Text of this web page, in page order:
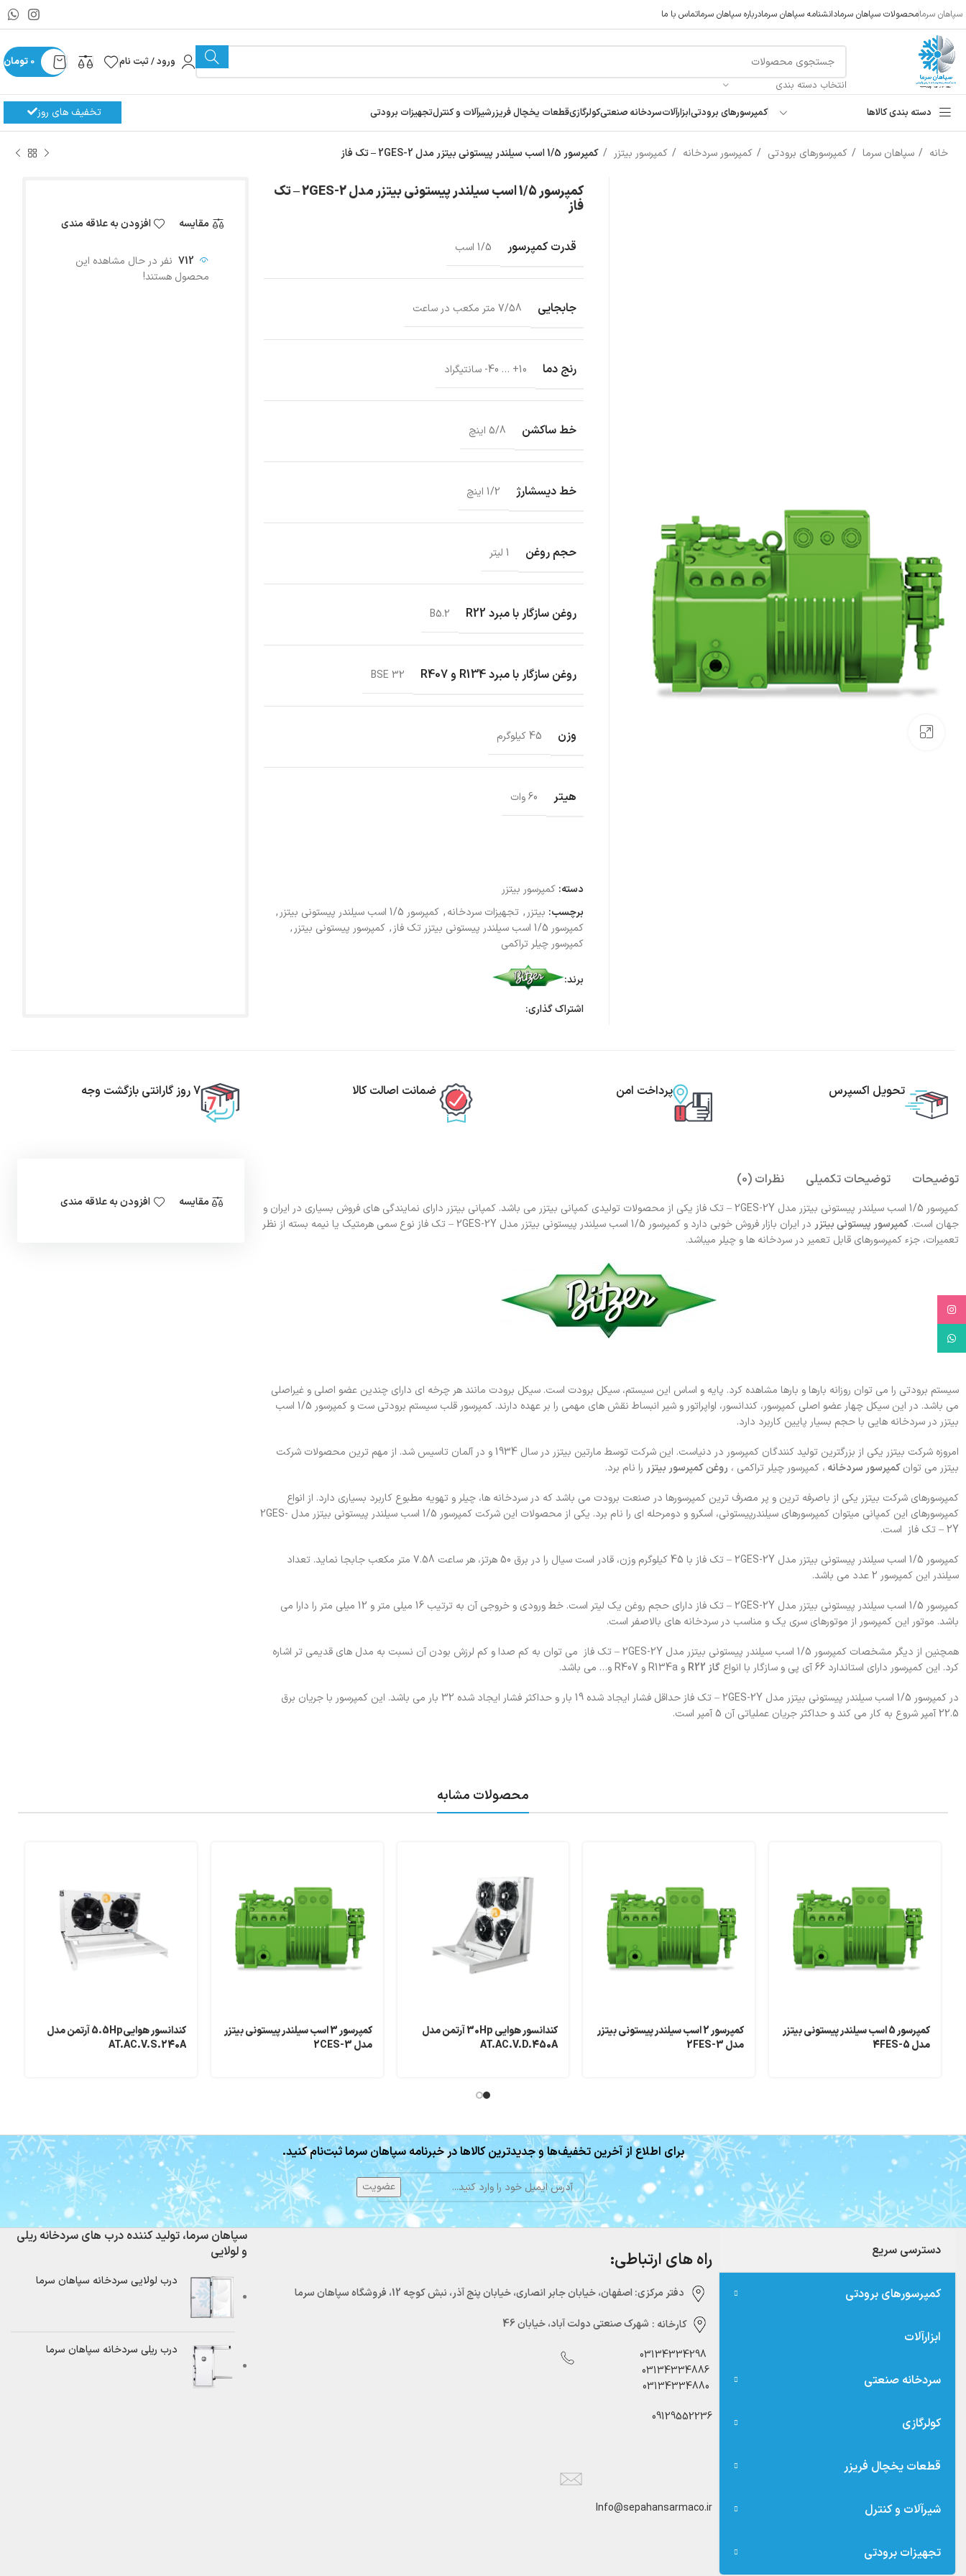
سپاهان سرمامحصولات سپاهان سرمادانشنامه سپاهان سرمادرباره سپاهان سرماتماس با ما
انتخاب دسته بندی
ورود / ثبت نام 0 تومان
دسته بندی کالاها کمپرسورهای برودتیابزارآلاتسردخانه صنعتیکولرگازیقطعات یخچال فریزرشیرآلات و کنترلتجهیزات برودتی تخفیف های روز
خانه سپاهان سرما کمپرسورهای برودتی کمپرسور سردخانه کمپرسور بیتزر کمپرسور 1/5 اسب سیلندر پیستونی بیتزر مدل 2GES-2 – تک فاز
کمپرسور 1/5 اسب سیلندر پیستونی بیتزر مدل 2GES-2 – تک
فاز
قدرت کمپرسور 1/5 اسب
جابجایی 7/58 متر مکعب در ساعت
رنج دما 10+ … 40- سانتیگراد
خط ساکشن 5/8 اینچ
خط دیسشارژ 1/2 اینچ
حجم روغن 1 لیتر
روغن سازگار با مبرد R22 B5.2
روغن سازگار با مبرد R134 و R407 BSE 32
وزن 45 کیلوگرم
هیتر 60 وات
دسته: کمپرسور بیتزر
برچسب: بیتزر , تجهیزات سردخانه, کمپرسور 1/5 اسب سیلندر پیستونی بیتزر
,
کمپرسور 1/5 اسب سیلندر پیستونی بیتزر تک فاز
, کمپرسور پیستونی بیتزر ,
کمپرسور چیلر تراکمی
برند:
اشتراک گذاری:
مقایسه افزودن به علاقه مندی
712 نفر در حال مشاهده این
محصول هستند!
تحویل اکسپرس پرداخت امن ضمانت اصالت کالا 7 روز گارانتی بازگشت وجه
توضیحات توضیحات تکمیلی نظرات (0)
کمپرسور 1/5 اسب سیلندر پیستونی بیتزر مدل 2GES-2Y – تک فاز یکی از محصولات تولیدی کمپانی بیتزر می باشد. کمپانی بیتزر دارای نمایندگی های فروش بسیاری در ایران و
جهان است. کمپرسور پیستونی بیتزر
در ایران بازار فروش خوبی دارد و کمپرسور 1/5 اسب سیلندر پیستونی بیتزر مدل 2GES-2Y – تک فاز نوع سمی هرمتیک یا نیمه بسته از نظر
تعمیرات، جزء کمپرسورهای قابل تعمیر در سردخانه ها و چیلر میباشد.
سیستم برودتی را می توان روزانه بارها و بارها مشاهده کرد. پایه و اساس این سیستم، سیکل برودت است. سیکل برودت مانند هر چرخه ای دارای چندین عضو اصلی و غیراصلی
می باشد. در این سیکل چهار عضو اصلی کمپرسور، کندانسور، اواپراتور و شیر انبساط نقش های مهمی را بر عهده دارند. کمپرسور قلب سیستم برودتی ست و کمپرسور 1/5 اسب
بیتزر در سردخانه هایی با حجم بسیار پایین کاربرد دارد.
امروزه شرکت بیتزر یکی از بزرگترین تولید کنندگان کمپرسور در دنیاست. این شرکت توسط مارتین بیتزر در سال 1934 و در آلمان تاسیس شد. از مهم ترین محصولات شرکت
بیتزر می توانکمپرسور سردخانه ، کمپرسور چیلر تراکمی ، روغن کمپرسور بیتزر را نام برد.
کمپرسورهای شرکت بیتزر یکی از باصرفه ترین و پر مصرف ترین کمپرسورها در صنعت برودت می باشد که در سردخانه ها، چیلر و تهویه مطبوع کاربرد بسیاری دارد. از انواع
کمپرسورهای این کمپانی میتوان کمپرسورهای سیلندرپیستونی، اسکرو و دومرحله ای را نام برد. یکی از محصولات این شرکت کمپرسور 1/5 اسب سیلندر پیستونی بیتزر مدل 2GES-
2Y – تک فاز است.
کمپرسور 1/5 اسب سیلندر پیستونی بیتزر مدل 2GES-2Y – تک فاز با 45 کیلوگرم وزن، قادر است سیال را در برق 50 هرتز، هر ساعت 7.58 متر مکعب جابجا نماید. تعداد
سیلندر این کمپرسور 2 عدد می باشد.
کمپرسور 1/5 اسب سیلندر پیستونی بیتزر مدل 2GES-2Y – تک فاز دارای حجم روغن یک لیتر است. خط ورودی و خروجی آن به ترتیب 16 میلی متر و 12 میلی متر را دارا می
باشد. موتور این کمپرسور از موتورهای سری یک و مناسب در سردخانه های بالاصفر است.
همچنین از دیگر مشخصات کمپرسور 1/5 اسب سیلندر پیستونی بیتزر مدل 2GES-2Y – تک فاز می توان به کم صدا و کم لرزش بودن آن نسبت به مدل های قدیمی تر اشاره
کرد. این کمپرسور دارای استاندارد 66 آی پی و سازگار با انواع
گاز R22
و R134a و R407 و… می باشد.
در کمپرسور 1/5 اسب سیلندر پیستونی بیتزر مدل 2GES-2Y – تک فاز حداقل فشار ایجاد شده 19 بار و حداکثر فشار ایجاد شده 32 بار می باشد. این کمپرسور با جریان برق
22.5 آمپر شروع به کار می کند و حداکثر جریان عملیاتی آن 5 آمپر است.
مقایسه افزودن به علاقه مندی
محصولات مشابه
کمپرسور 5 اسب سیلندر پیستونی بیتزر
مدل 4FES-5
کمپرسور 2 اسب سیلندر پیستونی بیتزر
مدل 2FES-3
کندانسور هوایی 30Hp آرتمن مدل
AT.AC.V.D.450A
کمپرسور 3 اسب سیلندر پیستونی بیتزر
مدل 2CES-3
کندانسور هوایی5.5Hp آرتمن مدل
AT.AC.V.S.240A
برای اطلاع از آخرین تخفیف‌ها و جدیدترین کالاها در خبرنامه سپاهان سرما ثبت‌نام کنید.
دسترسی سریع
کمپرسورهای برودتی
ابزارآلات
سردخانه صنعتی
کولرگازی
قطعات یخچال فریزر
شیرآلات و کنترل
تجهیزات برودتی
راه های ارتباطی:
دفتر مرکزی:‌ اصفهان، خیابان جابر انصاری، خیابان پنج آذر، نبش کوچه 12، فروشگاه سپاهان سرما
کارخانه : شهرک صنعتی دولت آباد، خیابان 46
03134334298
03134334886
03134334880
09129552236
Info@sepahansarmaco.ir
سپاهان سرما، تولید کننده درب های سردخانه ریلی
و لولایی
درب لولایی سردخانه سپاهان سرما
درب ریلی سردخانه سپاهان سرما